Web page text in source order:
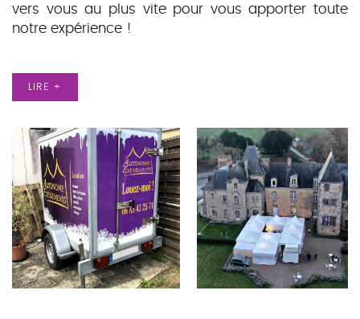
vers vous au plus vite pour vous apporter toute
notre expérience !
LIRE +